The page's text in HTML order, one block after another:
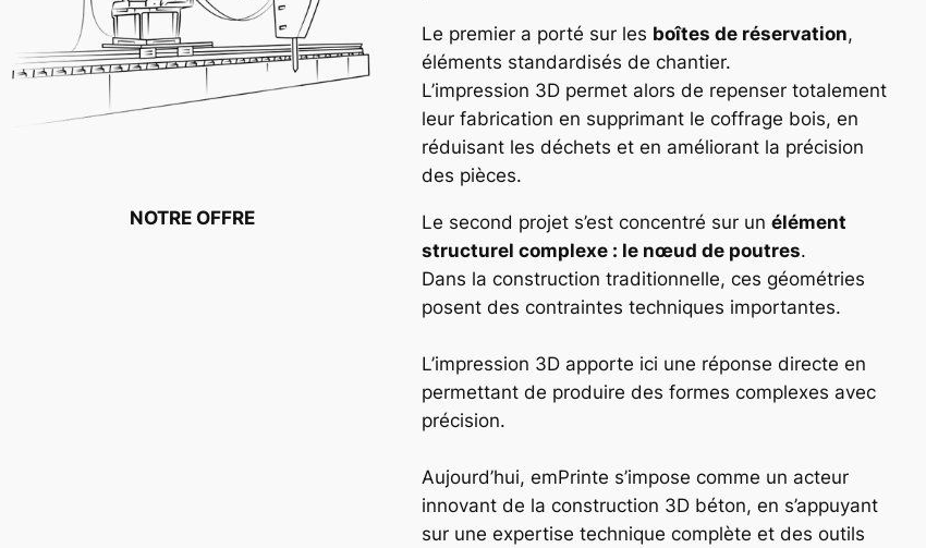
NOTRE OFFRE
Le premier a porté sur les boîtes de réservation,
éléments standardisés de chantier.
L’impression 3D permet alors de repenser totalement
leur fabrication en supprimant le coffrage bois, en
réduisant les déchets et en améliorant la précision
des pièces.
Le second projet s’est concentré sur unélément
structurel complexe : le nœud de poutres.
Dans la construction traditionnelle, ces géométries
posent des contraintes techniques importantes.
L’impression 3D apporte ici une réponse directe en
permettant de produire des formes complexes avec
précision.
Aujourd’hui, emPrinte s’impose comme un acteur
innovant de la construction 3D béton, en s’appuyant
sur une expertise technique complète et des outils